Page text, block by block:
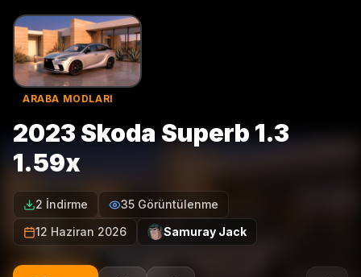
ARABA MODLARI
2023 Skoda Superb 1.3
1.59x
2 İndirme
35 Görüntülenme
12 Haziran 2026
Samuray Jack